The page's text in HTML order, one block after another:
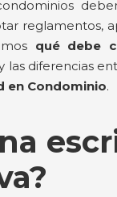
reglamentos,
qué debe
las diferencias
en Condominio.